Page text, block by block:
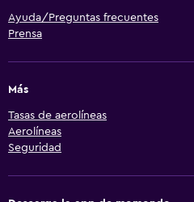
Ayuda/Preguntas frecuentes
Prensa
Más
Tasas de aerolíneas
Aerolíneas
Seguridad